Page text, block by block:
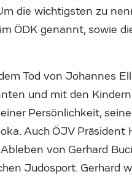
die wichtigsten zu
ÖDK genannt, sowie
Tod von Johannes
und mit den
Persönlichkeit,
Auch ÖJV
von Gerhard
Judosport. Gerhard